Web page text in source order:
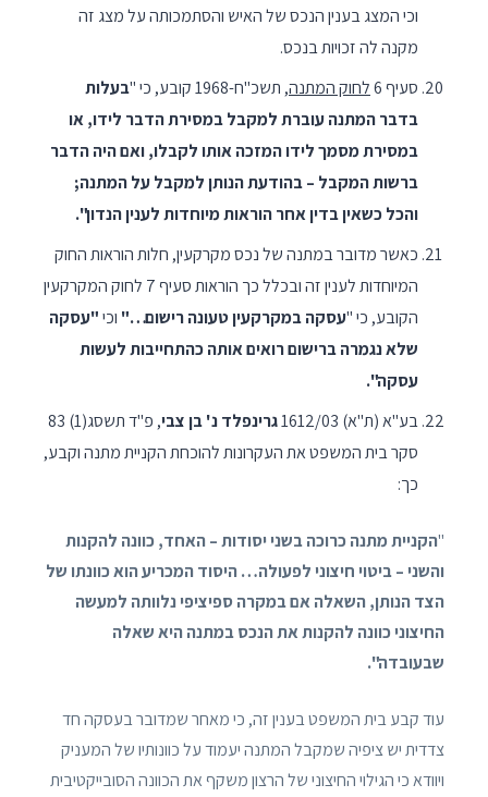
וכי המצג בענין הנכס של האיש והסתמכותה על מצג זה
מקנה לה זכויות בנכס.
סעיף 6
לחוק המתנה, תשכ"ח-1968 קובע, כי "
בעלות
בדבר המתנה עוברת למקבל במסירת הדבר לידו, או
במסירת מסמך לידו המזכה אותו לקבלו, ואם היה הדבר
ברשות המקבל – בהודעת הנותן למקבל על המתנה;
והכל כשאין בדין אחר הוראות מיוחדות לענין הנדון".
כאשר מדובר במתנה של נכס מקרקעין, חלות הוראות החוק
המיוחדות לענין זה ובכלל כך הוראות סעיף 7 לחוק המקרקעין
הקובע, כי "עסקה במקרקעין טעונה רישום…" וכי"עסקה
שלא נגמרה ברישום רואים אותה כהתחייבות לעשות
עסקה".
בע"א (ת"א) 1612/03‏
גרינפלד נ' בן צבי
, פ"ד תשסג(1) 83
סקר בית המשפט את העקרונות להוכחת הקניית מתנה וקבע,
כך:
"הקניית מתנה כרוכה בשני יסודות – האחד, כוונה להקנות
והשני – ביטוי חיצוני לפעולה… היסוד המכריע הוא כוונתו של
הצד הנותן, השאלה אם במקרה ספיציפי נלוותה למעשה
החיצוני כוונה להקנות את הנכס במתנה היא שאלה
שבעובדה".
עוד קבע בית המשפט בענין זה, כי מאחר שמדובר בעסקה חד
צדדית יש ציפיה שמקבל המתנה יעמוד על כוונותיו של המעניק
ויוודא כי הגילוי החיצוני של הרצון משקף את הכוונה הסובייקטיבית